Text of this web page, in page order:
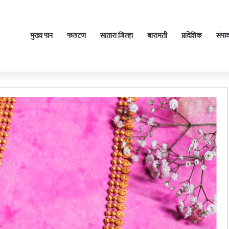
मुख्य पान फलटण सातारा जिल्हा बारामती प्रादेशिक